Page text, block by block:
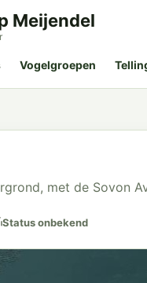
Meijendel
Vogelgroepen
met de Sovon
Status onbekend